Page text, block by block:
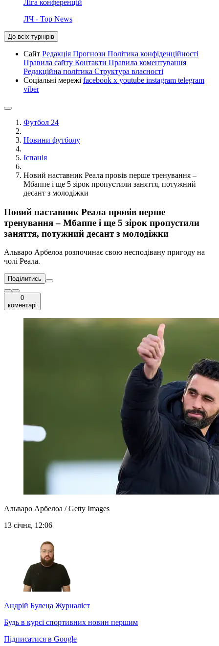
Ліга конференцій
ЛЧ - Top News
До всіх турнірів
Сайт Редакція Прогнози Політика конфіденційності
Правила сайту Контакти Правила коментування
Редакційна політика Структура власності
Соціальні мережі facebook x youtube instagram telegram
viber
Футбол 24
Новини футболу
Іспанія
Новий наставник Реала провів перше тренування –
Мбаппе і ще 5 зірок пропустили заняття, потужний
десант з молодіжки
Новий наставник Реала провів перше
тренування – Мбаппе і ще 5 зірок пропустили
заняття, потужний десант з молодіжки
Альваро Арбелоа розпочинає свою несподівану пригоду на
чолі Реала.
Поділитись
0
коментарі
Альваро Арбелоа / Getty Images
13 січня, 12:06
Андрій Булеца Журналіст
Будь в курсі спортивних новин першим
Підписатися в Google